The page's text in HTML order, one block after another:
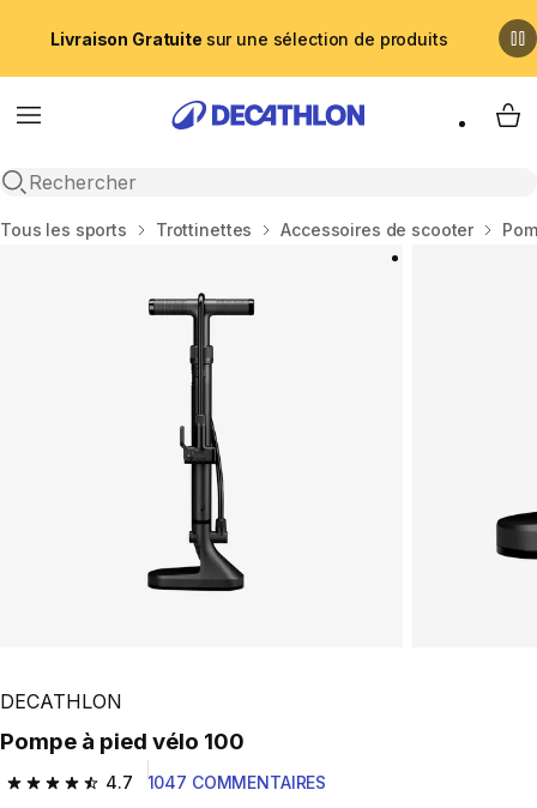
Livraison Gratuite sur une sélection de produits
Menu
Recherche ouverte
My
Accueil
Tous les sports Trottinettes Accessoires de scooter
DECATHLON
Pompe à pied vélo 100
4.7
4.7 out of 5 stars from 1047 reviews
1047 COMMENTAIRES